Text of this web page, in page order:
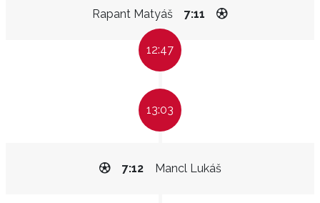
Rapant Matyáš 7:11
12:47
13:03
Mancl Lukáš
7:12